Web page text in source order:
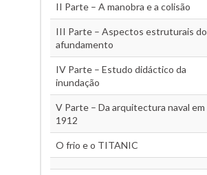
II Parte – A manobra e a colisão
III Parte – Aspectos estruturais do
afundamento
IV Parte – Estudo didáctico da
inundação
V Parte – Da arquitectura naval em
1912
O frio e o TITANIC